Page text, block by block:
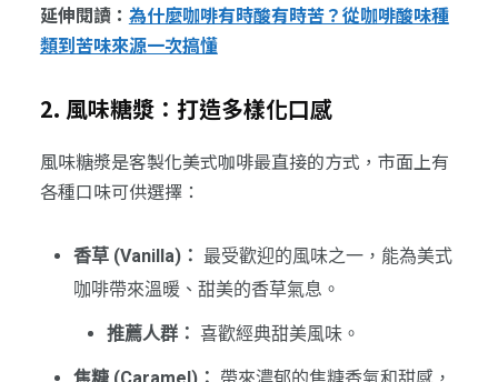
延伸閱讀： 為什麼咖啡有時酸有時苦？從咖啡酸味種
類到苦味來源一次搞懂
2. 風味糖漿：打造多樣化口感
風味糖漿是客製化美式咖啡最直接的方式，市面上有
各種口味可供選擇：
香草 (Vanilla)： 最受歡迎的風味之一，能為美式
咖啡帶來溫暖、甜美的香草氣息。
推薦人群： 喜歡經典甜美風味。